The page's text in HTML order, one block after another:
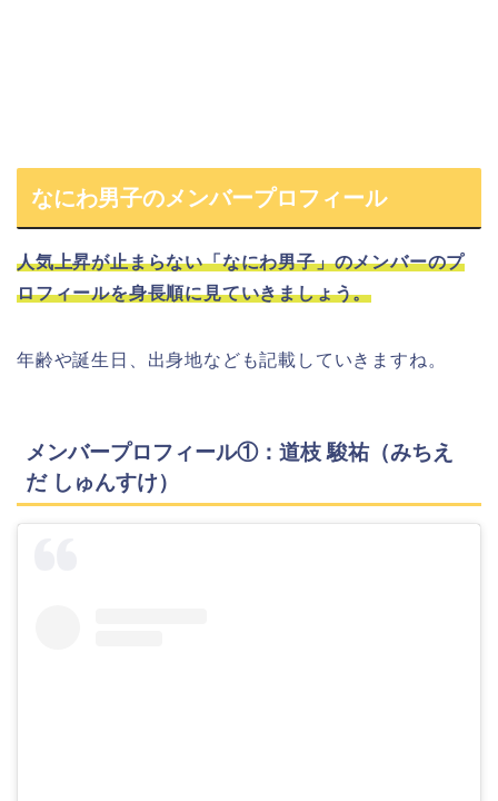
なにわ男子のメンバープロフィール
人気上昇が止まらない「なにわ男子」のメンバーのプ
ロフィールを身長順に見ていきましょう。
年齢や誕生日、出身地なども記載していきますね。
メンバープロフィール①：道枝 駿祐（みちえ
だ しゅんすけ）